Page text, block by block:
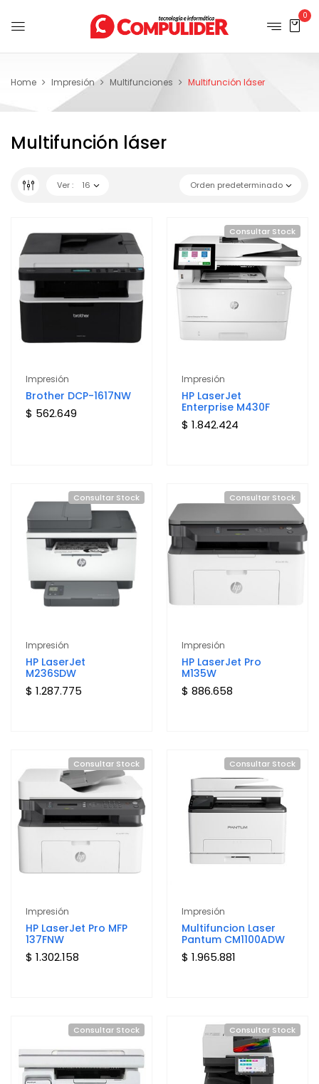
0
Home Impresión Multifunciones Multifunción láser
Multifunción láser
Orden predeterminado
Ver : 16
Impresión
Brother DCP-1617NW
$ 562.649
Consultar Stock
Impresión
HP LaserJet
Enterprise M430F
$ 1.842.424
Consultar Stock
Impresión
HP LaserJet
M236SDW
$ 1.287.775
Consultar Stock
Impresión
HP LaserJet Pro
M135W
$ 886.658
Consultar Stock
Impresión
HP LaserJet Pro MFP
137FNW
$ 1.302.158
Consultar Stock
Impresión
Multifuncion Laser
Pantum CM1100ADW
$ 1.965.881
Consultar Stock Consultar Stock